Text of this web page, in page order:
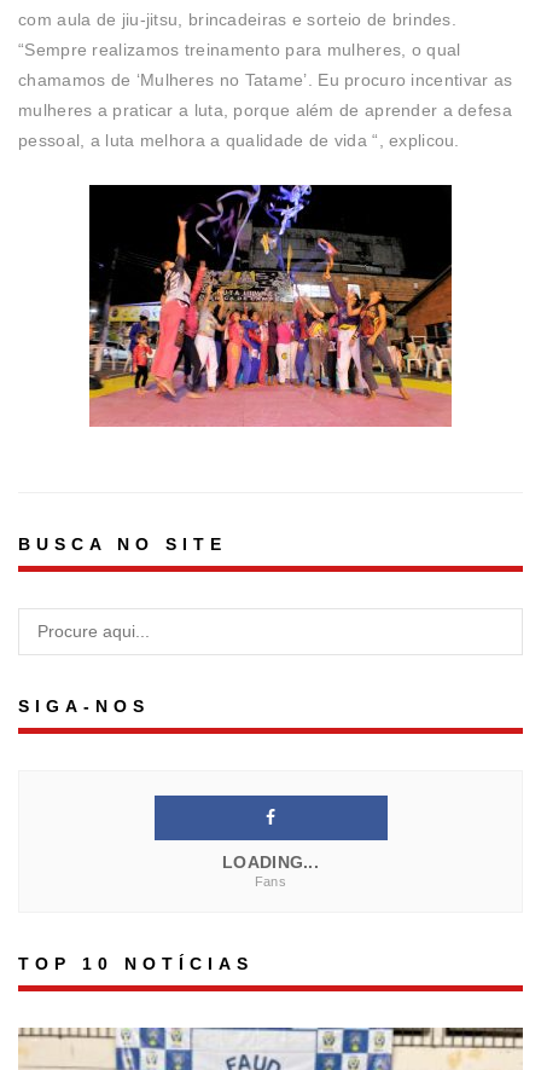
com aula de jiu-jitsu, brincadeiras e sorteio de brindes.
“Sempre realizamos treinamento para mulheres, o qual
chamamos de ‘Mulheres no Tatame’. Eu procuro incentivar as
mulheres a praticar a luta, porque além de aprender a defesa
pessoal, a luta melhora a qualidade de vida “, explicou.
BUSCA NO SITE
SIGA-NOS
LOADING...
Fans
TOP 10 NOTÍCIAS